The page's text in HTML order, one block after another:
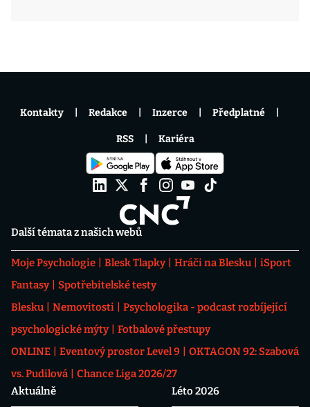
Další témata z našich webů
Moje Psychologie Blesk Tlapky Hráči na Blesku
iSport
Fantasy
Spotřebitelské testy
Blesku
Nemovitosti
Psychologika - podcast rozbíjející
psychologické mýty
Fotbalové přestupy
ONLINE
Eventový prostor Level 9
OKTAGON 92: Szabová
vs. Pudilová
Chance Liga 2026/27
Aktuálně
Léto 2026
Kontakty Redakce Inzerce Předplatné
RSS Kariéra